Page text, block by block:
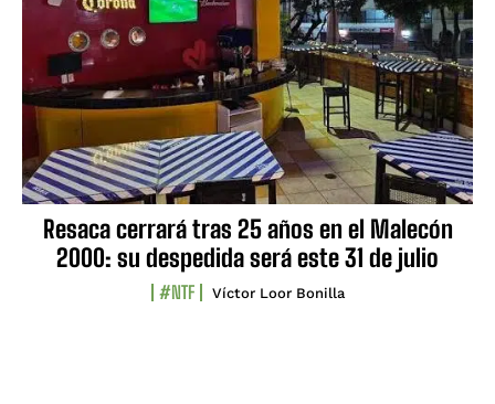
Resaca cerrará tras 25 años en el Malecón
2000: su despedida será este 31 de julio
#NTF Víctor Loor Bonilla